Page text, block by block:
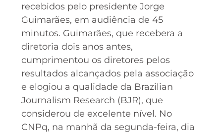
recebidos pelo presidente Jorge
Guimarães, em audiência de 45
minutos. Guimarães, que recebera a
diretoria dois anos antes,
cumprimentou os diretores pelos
resultados alcançados pela associação
e elogiou a qualidade da Brazilian
Journalism Research (BJR), que
considerou de excelente nível. No
CNPq, na manhã da segunda-feira, dia